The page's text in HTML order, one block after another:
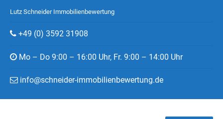
Lutz Schneider Immobilienbewertung
+49 (0) 3592 31908
Mo – Do 9:00 – 16:00 Uhr, Fr. 9:00 – 14:00 Uhr
info@schneider-immobilienbewertung.de